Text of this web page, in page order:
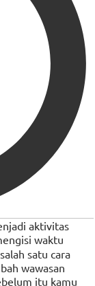
aktivitas
waktu
satu cara
wawasan
itu kamu